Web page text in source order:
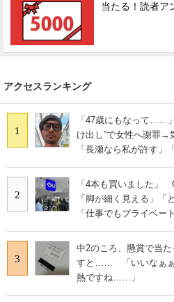
当たる！読者ア
アクセスランキング
1
「47歳にもなって……
け出し”で女性へ謝罪
「長瀬なら私が許す」
2
「4本も買いました」
「脚が細く見える」「
「仕事でもプライベー
3
中2のころ、懸賞で当
すと…… 「いいなぁぁ
熱ですね……」